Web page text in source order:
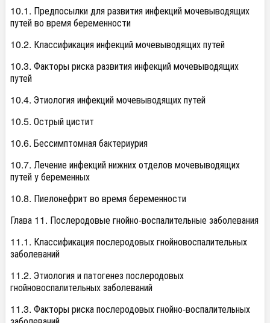
10.1. Предпосылки для развития инфекций мочевыводящих
путей во время беременности
10.2. Классификация инфекций мочевыводящих путей
10.3. Факторы риска развития инфекций мочевыводящих
путей
10.4. Этиология инфекций мочевыводящих путей
10.5. Острый цистит
10.6. Бессимптомная бактериурия
10.7. Лечение инфекций нижних отделов мочевыводящих
путей у беременных
10.8. Пиелонефрит во время беременности
Глава 11. Послеродовые гнойно-воспалительные заболевания
11.1. Классификация послеродовых гнойновоспалительных
заболеваний
11.2. Этиология и патогенез послеродовых
гнойновоспалительных заболеваний
11.3. Факторы риска послеродовых гнойно-воспалительных